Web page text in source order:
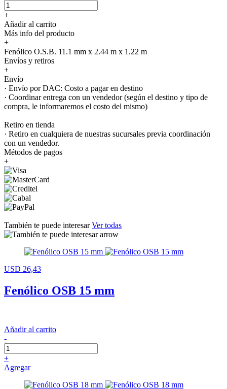
+
Añadir al carrito
Más info del producto
+
Fenólico O.S.B. 11.1 mm x 2.44 m x 1.22 m
Envíos y retiros
+
Envío
· Envío por DAC: Costo a pagar en destino
· Coordinar entrega con un vendedor (según el destino y tipo de
compra, le informaremos el costo del mismo)
Retiro en tienda
· Retiro en cualquiera de nuestras sucursales previa coordinación
con un vendedor.
Métodos de pagos
+
También te puede interesarVer todas
USD 26,43
Fenólico OSB 15 mm
Añadir al carrito
-
+
Agregar